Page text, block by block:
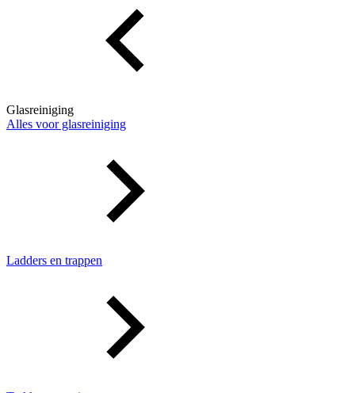
Glasreiniging
Alles voor glasreiniging
Ladders en trappen